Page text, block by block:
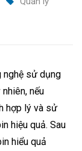
nghệ sử dụng
nếu
hợp lý và sử
hiệu quả. Sau
hiểu quả